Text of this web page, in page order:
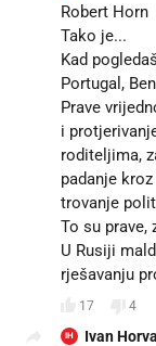
Robert Horn
Tako je...
Kad
Portugal,
Prave
i
roditeljima,
padanje
trovanje
To su prave,
U Rusiji
rješavanju
17 4
IH Ivan